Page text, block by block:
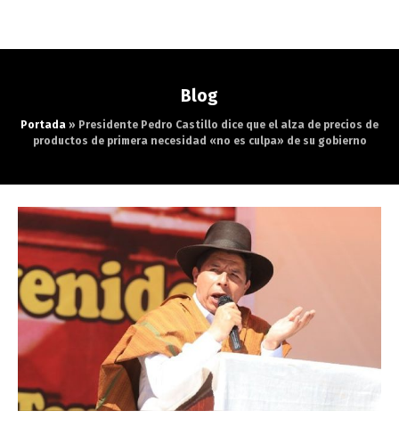
Blog
Portada » Presidente Pedro Castillo dice que el alza de precios de
productos de primera necesidad «no es culpa» de su gobierno